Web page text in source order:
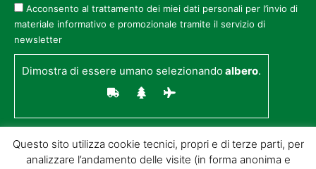
Acconsento al trattamento dei miei dati personali per l’invio di
materiale informativo e promozionale tramite il servizio di
newsletter
Dimostra di essere umano selezionandoalbero.
Questo sito utilizza cookie tecnici, propri e di terze parti, per
analizzare l’andamento delle visite (in forma anonima e